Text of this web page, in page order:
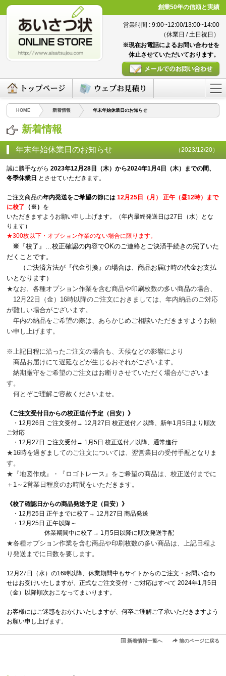
創業50年の信頼と実績
営業時間 : 9:00~12:00/13:00~14:00
（休業日 / 土日祝日）
※現在お電話によるお問い合わせを
休止させていただいております。
HOME 新着情報 年末年始休業日のお知らせ
新着情報
年末年始休業日のお知らせ （2023/12/20）
誠に勝手ながら2023年12月28日（木）から2024年1月4日（木）までの間、
冬季休業日 とさせていただきます。
ご注文商品の年内発送をご希望の節には12月25日（月） 正午（昼12時）まで
に校了 （※） を
いただきますようお願い申し上げます。（年内最終発送日は27日（水）とな
ります）
★300枚以下・オプション作業のない場合に限ります。
※ 『校了』…校正確認の内容でOKのご連絡とご決済手続きの完了いた
だくことです。
（ご決済方法が『代金引換』の場合は、商品お届け時の代金お支払
いとなります）
★なお、各種オプション作業を含む商品や印刷枚数の多い商品の場合、
12月22日（金）16時以降のご注文におきましては、年内納品のご対応
が難しい場合がございます。
年内の納品をご希望の際は、あらかじめご相談いただきますようお願
い申し上げます。
※上記日程に沿ったご注文の場合も、天候などの影響により
商品お届けにて遅延などが生じるおそれがございます。
納期厳守をご希望のご注文はお断りさせていただく場合がございま
す。
何とぞご理解ご容赦くださいませ。
《ご注文受付日からの校正送付予定（目安）》
・12月26日 ご注文受付→ 12月27日 校正送付／以降、新年1月5日より順次
ご対応
・12月27日 ご注文受付→ 1月5日 校正送付／以降、通常進行
★16時を過ぎましてのご注文については、翌営業日の受付手配となりま
す。
★『地図作成』・『ロゴトレース』をご希望の商品は、校正送付までに
＋1～2営業日程度のお時間をいただきます。
《校了確認日からの商品発送予定（目安）》
・12月25日 正午までに校了→ 12月27日 商品発送
・12月25日 正午以降～
休業期間中に校了→ 1月5日以降に順次発送手配
★各種オプション作業を含む商品や印刷枚数の多い商品は、上記日程よ
り発送までに日数を要します。
12月27日（水）の16時以降、休業期間中もサイトからのご注文・お問い合わ
せはお受けいたしますが、正式なご注文受付・ご対応はすべて 2024年1月5日
（金）以降順次おこなってまいります。
お客様にはご迷惑をおかけいたしますが、何卒ご理解ご了承いただきますよう
お願い申し上げます。
新着情報一覧へ 前のページに戻る